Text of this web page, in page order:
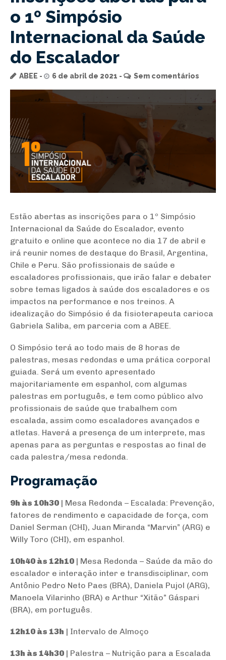
o 1º Simpósio
Internacional da Saúde
do Escalador
ABEE 6 de abril de 2021 Sem comentários
Estão abertas as inscrições para o 1º Simpósio
Internacional da Saúde do Escalador, evento
gratuito e online que acontece no dia 17 de abril e
irá reunir nomes de destaque do Brasil, Argentina,
Chile e Peru. São profissionais de saúde e
escaladores profissionais, que irão falar e debater
sobre temas ligados à saúde dos escaladores e os
impactos na performance e nos treinos. A
idealização do Simpósio é da fisioterapeuta carioca
Gabriela Saliba, em parceria com a ABEE.
O Simpósio terá ao todo mais de 8 horas de
palestras, mesas redondas e uma prática corporal
guiada. Será um evento apresentado
majoritariamente em espanhol, com algumas
palestras em português, e tem como público alvo
profissionais de saúde que trabalhem com
escalada, assim como escaladores avançados e
atletas. Haverá a presença de um interprete, mas
apenas para as perguntas e respostas ao final de
cada palestra/mesa redonda.
Programação
9h às 10h30 | Mesa Redonda – Escalada: Prevenção,
fatores de rendimento e capacidade de força, com
Daniel Serman (CHI), Juan Miranda “Marvin” (ARG) e
Willy Toro (CHI), em espanhol.
10h40 às 12h10 | Mesa Redonda – Saúde da mão do
escalador e interação inter e transdisciplinar, com
Antônio Pedro Neto Paes (BRA), Daniela Pujol (ARG),
Manoela Vilarinho (BRA) e Arthur “Xitão” Gáspari
(BRA), em português.
12h10 às 13h | Intervalo de Almoço
13h às 14h30 | Palestra – Nutrição para a Escalada